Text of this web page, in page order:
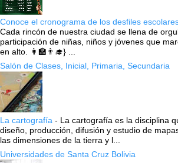
Conoce el cronograma de los desfiles
Cada rincón de nuestra ciudad se llena de
participación de niñas, niños y jóvenes que
en alto. 👩‍🏫👨‍🎓} ...
Salón de Clases, Inicial, Primaria, Secundaria
La cartografía - La cartografía es la disciplina
diseño, producción, difusión y estudio de
las dimensiones de la tierra y l...
Universidades de Santa Cruz Bolivia